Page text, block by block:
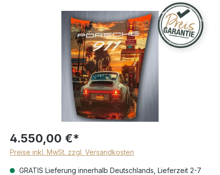
4.550,00 €*
Preise inkl. MwSt. zzgl. Versandkosten
GRATIS Lieferung innerhalb Deutschlands, Lieferzeit 2-7